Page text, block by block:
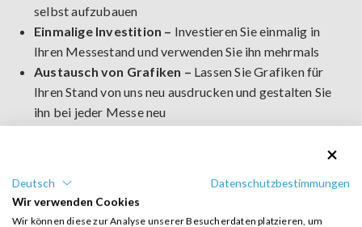
selbst aufzubauen
Einmalige Investition – Investieren Sie einmalig in
Ihren Messestand und verwenden Sie ihn mehrmals
Austausch von Grafiken – Lassen Sie Grafiken für
Ihren Stand von uns neu ausdrucken und gestalten Sie
ihn bei jeder Messe neu
Messestand-Konfigurator –
der Konfigurator hilft
Deutsch
Datenschutzbestimmungen
Wir verwenden Cookies
Wir können diese zur Analyse unserer Besucherdaten platzieren, um